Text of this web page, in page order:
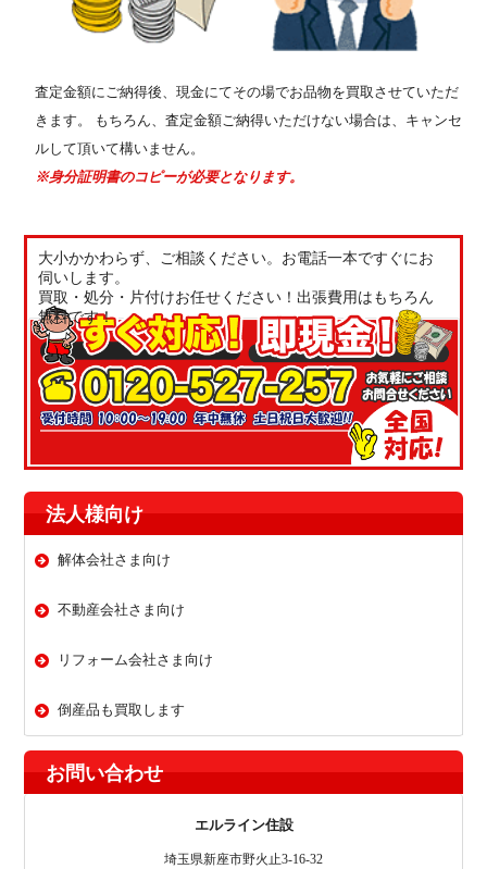
査定金額にご納得後、現金にてその場でお品物を買取させていただ
きます。 もちろん、査定金額ご納得いただけない場合は、キャンセ
ルして頂いて構いません。
※身分証明書のコピーが必要となります。
大小かかわらず、ご相談ください。お電話一本ですぐにお
伺いします。
買取・処分・片付けお任せください！出張費用はもちろん
無料です！
法人様向け
解体会社さま向け
不動産会社さま向け
リフォーム会社さま向け
倒産品も買取します
お問い合わせ
エルライン住設
埼玉県新座市野火止3-16-32